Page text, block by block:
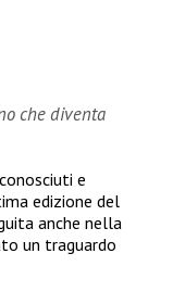
che diventa
e
edizione del
anche nella
un traguardo